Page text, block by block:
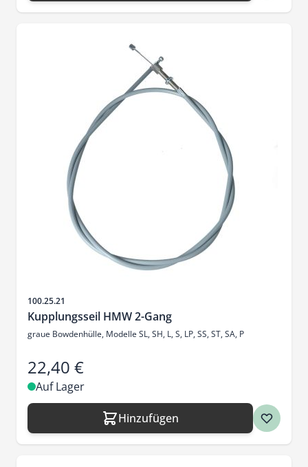
Artikelnr.
100.25.21
Kupplungsseil HMW 2-Gang
graue Bowdenhülle, Modelle SL, SH, L, S, LP, SS, ST, SA, P
22,40 €
Auf Lager
Hinzufügen